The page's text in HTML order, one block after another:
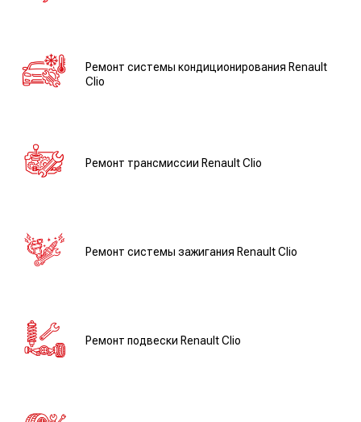
Ремонт системы кондиционирования Renault
Clio
Ремонт трансмиссии Renault Clio
Ремонт системы зажигания Renault Clio
Ремонт подвески Renault Clio